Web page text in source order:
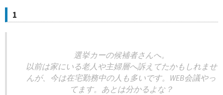
1
選挙カーの候補者さんへ。
以前は家にいる老人や主婦層へ訴えてたかもしれませ
んが、今は在宅勤務中の人も多いです。WEB会議やっ
てます。あとは分かるよな？